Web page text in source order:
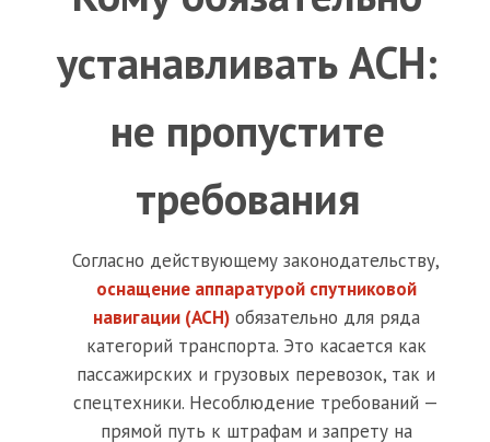
устанавливать АСН:
не пропустите
требования
Согласно действующему законодательству,
оснащение аппаратурой спутниковой
навигации (АСН)обязательно для ряда
категорий транспорта. Это касается как
пассажирских и грузовых перевозок, так и
спецтехники. Несоблюдение требований —
прямой путь к штрафам и запрету на